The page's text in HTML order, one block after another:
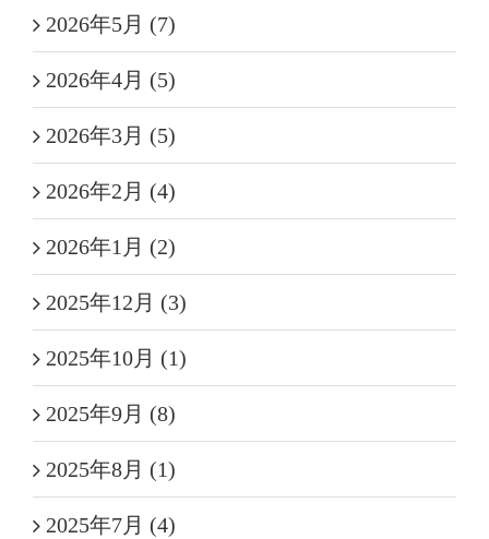
2026年5月 (7)
2026年4月 (5)
2026年3月 (5)
2026年2月 (4)
2026年1月 (2)
2025年12月 (3)
2025年10月 (1)
2025年9月 (8)
2025年8月 (1)
2025年7月 (4)